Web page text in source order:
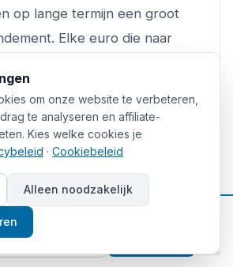
op lange termijn een groot
Elke euro die naar
meer mee. Voor de meeste
willen opbouwen, is
ETF-portefeuille tegen
gezien een
dan dag in dag uit zelf
de broker die past bij wat jij
broker met de mooiste
hoogste rendement dat
om onze website te verbeteren,
te analyseren en affiliate-
Kies welke cookies je
· Cookiebeleid
Alleen noodzakelijk
Gratis beleggingstips